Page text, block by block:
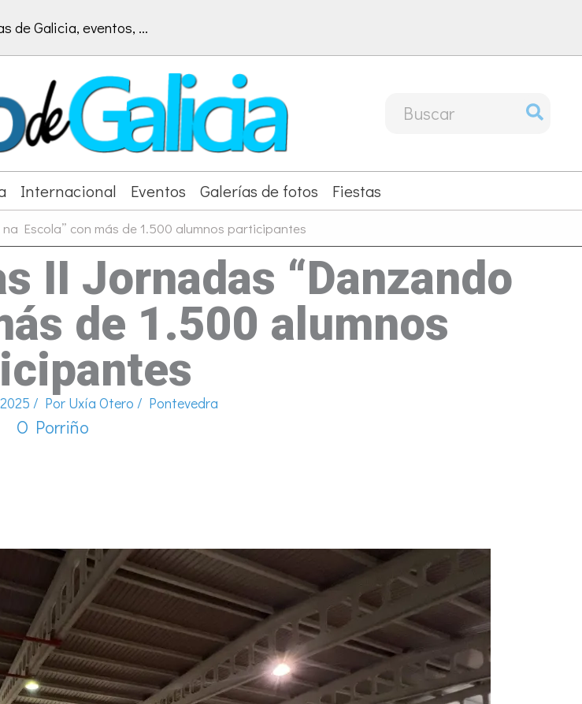
de Galicia, eventos, ...
Buscar
por:
Internacional Eventos Galerías de fotos Fiestas
Escola” con más de 1.500 alumnos participantes
II Jornadas “Danzando
de 1.500 alumnos
/ Por Uxía Otero / Pontevedra
O Porriño